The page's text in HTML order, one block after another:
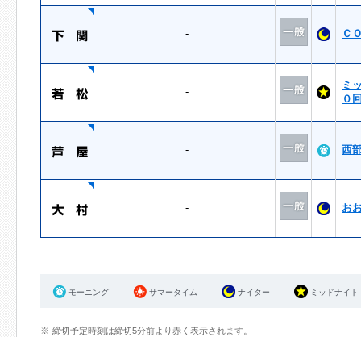
- Ｃ
-
ミ
０
- 西
- お
モーニング サマータイム ナイター ミッドナイト
締切予定時刻は締切5分前より赤く表示されます。